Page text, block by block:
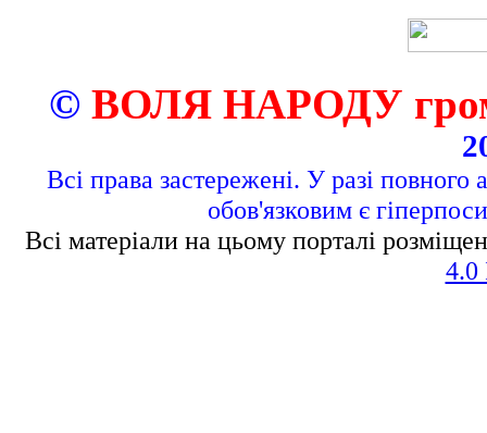
© ВОЛЯ НАРОДУ
Всі права застережені. У разі повного
обов'язковим є
Всі матеріали на цьому порталі
4.0